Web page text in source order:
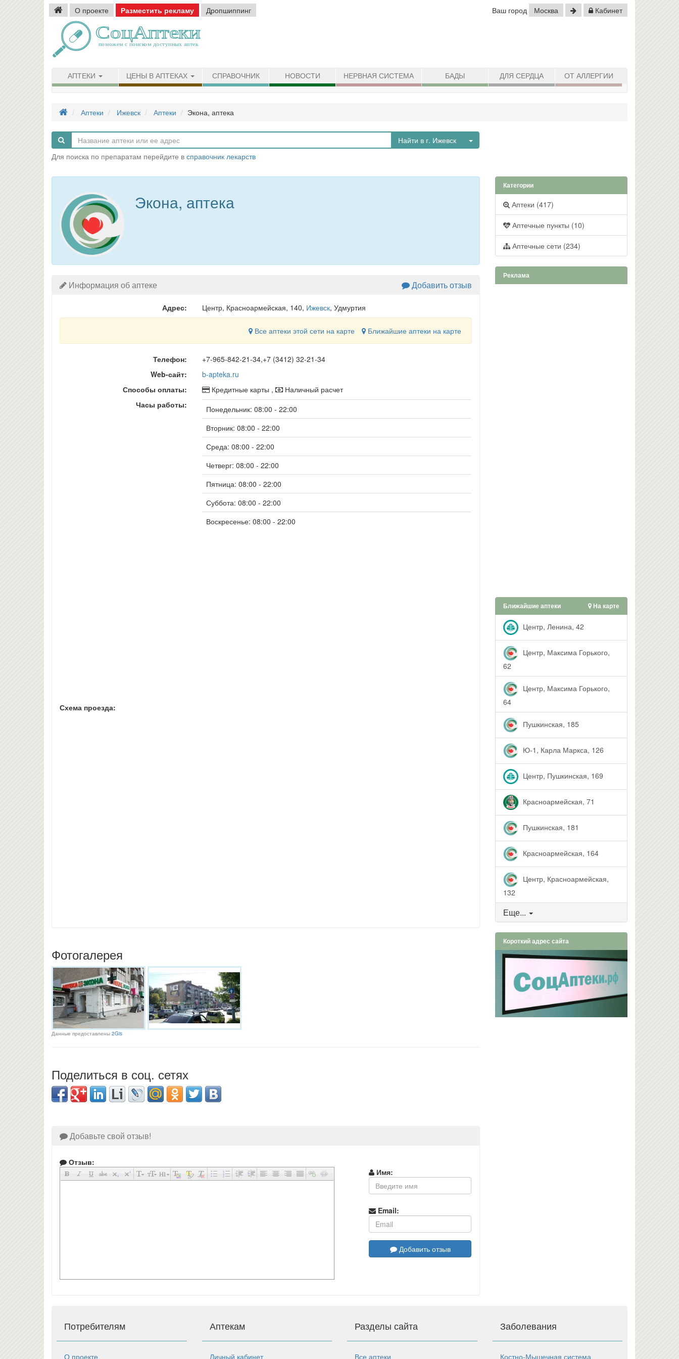
О проекте Разместить рекламу Дропшиппинг Ваш город Москва Кабинет
АПТЕКИ ЦЕНЫ В АПТЕКАХ СПРАВОЧНИК НОВОСТИ НЕРВНАЯ СИСТЕМА БАДЫ ДЛЯ СЕРДЦА ОТ АЛЛЕРГИИ
Аптеки Ижевск Аптеки Экона, аптека
Найти в г. Ижевск
Toggle Dropdown
Для поиска по препаратам перейдите в справочник лекарств
Экона, аптека
Информация об аптеке Добавить отзыв
Адрес: Центр, Красноармейская, 140, Ижевск, Удмуртия
Все аптеки этой сети на карте Ближайшие аптеки на карте
Телефон:
+7-965-842-21-34,+7 (3412) 32-21-34
Web-сайт:
b-apteka.ru
Способы оплаты:
Кредитные карты ,
Наличный расчет
Часы работы:
Понедельник: 08:00 - 22:00
Вторник: 08:00 - 22:00
Среда: 08:00 - 22:00
Четверг: 08:00 - 22:00
Пятница: 08:00 - 22:00
Суббота: 08:00 - 22:00
Воскресенье: 08:00 - 22:00
Схема проезда:
Фотогалерея
Данные предоставлены 2Gis
Поделиться в соц. сетях
Добавьте свой отзыв!
Отзыв:
Имя:
Email:
Добавить отзыв
Категории
Аптеки (417)
Аптечные пункты (10)
Аптечные сети (234)
Реклама
Ближайшие аптеки На карте
Центр, Ленина, 42
Центр, Максима Горького,
62
Центр, Максима Горького,
64
Пушкинская, 185
Ю-1, Карла Маркса, 126
Центр, Пушкинская, 169
Красноармейская, 71
Пушкинская, 181
Красноармейская, 164
Центр, Красноармейская,
132
Еще...
Короткий адрес сайта
Потребителям
О проекте
Аптекам
Личный кабинет
Разделы сайта
Все аптеки
Заболевания
Костно-Мышечная система